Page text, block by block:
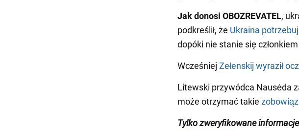
Jak donosi OBOZREVATEL,
podkreślił, że Ukraina
dopóki nie stanie się członkiem
Wcześniej Zełenskij wyraził
Litewski przywódca Nausėda
może otrzymać takie
Tylko zweryfikowane